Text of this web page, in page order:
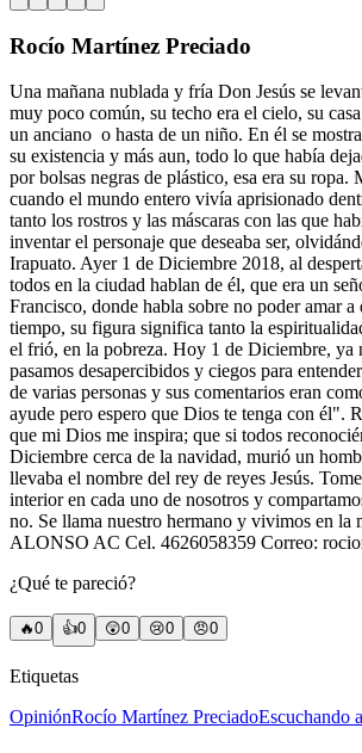
Rocío Martínez Preciado
Una mañana nublada y fría Don Jesús se
muy poco común, su techo era el cielo, su
un anciano o hasta de un niño. En él se
su existencia y más aun, todo lo que había
por bolsas negras de plástico, esa era su
cuando el mundo entero vivía aprisionado
tanto los rostros y las máscaras con las que
inventar el personaje que deseaba ser,
Irapuato. Ayer 1 de Diciembre 2018, al
todos en la ciudad hablan de él, que era un
Francisco, donde habla sobre no poder amar
tiempo, su figura significa tanto la
el frió, en la pobreza. Hoy 1 de Diciembre, ya
pasamos desapercibidos y ciegos para
de varias personas y sus comentarios eran
ayude pero espero que Dios te tenga con él".
que mi Dios me inspira; que si todos
Diciembre cerca de la navidad, murió un
llevaba el nombre del rey de reyes Jesús.
interior en cada uno de nosotros y
no. Se llama nuestro hermano y vivimos en
ALONSO AC Cel. 4626058359 Correo:
¿Qué te pareció?
🔥0 👍0 😲0 😢0 😠0
Etiquetas
OpiniónRocío Martínez PreciadoEscuchando